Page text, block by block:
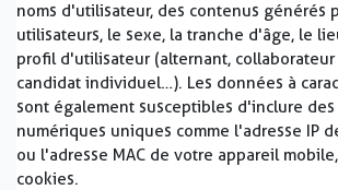
noms d'utilisateur, des contenus générés
utilisateurs, le sexe, la tranche d'âge, le
profil d'utilisateur (alternant,
candidat individuel…). Les données à
sont également susceptibles d'inclure
numériques uniques comme l'adresse IP
ou l'adresse MAC de votre appareil
cookies.